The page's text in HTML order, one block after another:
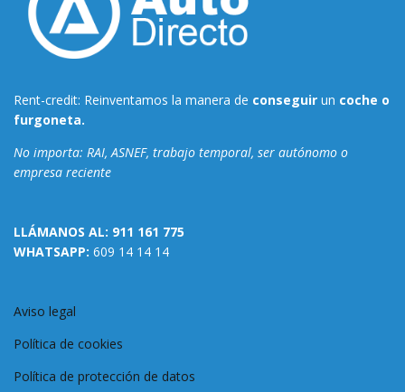
Rent-credit: Reinventamos la manera de conseguir un coche o
furgoneta.
No importa: RAI, ASNEF, trabajo temporal, ser autónomo o
empresa reciente
LLÁMANOS AL: 911 161 775
WHATSAPP: 609 14 14 14
Aviso legal
Política de cookies
Política de protección de datos